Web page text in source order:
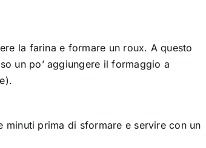
la farina e formare un roux. A questo
un po’ aggiungere il formaggio a
prima di sformare e servire con un